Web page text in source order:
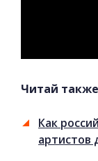
Читай
Как
артистов